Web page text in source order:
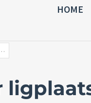
HOME
LIGPLAATS MET DRIE SLAAPKAMERS